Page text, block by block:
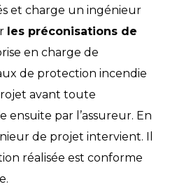
et charge un ingénieur
les préconisations de
en charge de
de protection incendie
avant toute
ensuite par l’assureur. En
de projet intervient. Il
réalisée est conforme